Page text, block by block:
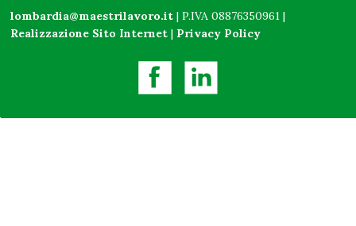
lombardia@maestrilavoro.it | P.IVA 08876350961 |
Realizzazione Sito Internet | Privacy Policy